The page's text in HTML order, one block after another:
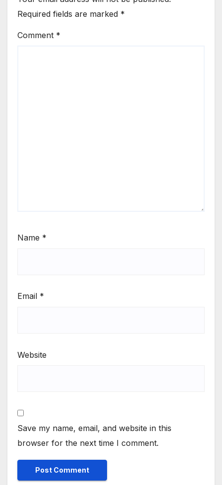
Required fields are marked *
Comment *
Name *
Email *
Website
Save my name, email, and website in this
browser for the next time I comment.